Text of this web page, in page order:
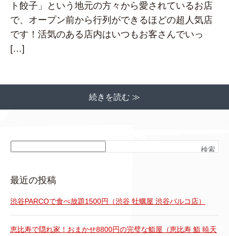
ト餃子」という地元の方々から愛されているお店
で、オープン前から行列ができるほどの超人気店
です！活気のある店内はいつもお客さんでいっ
[…]
続きを読む ≫
検索
最近の投稿
渋谷PARCOで食べ放題1500円（渋谷 牡蠣屋 渋谷パルコ店）
恵比寿で隠れ家！おまかせ8800円の完璧な鮨屋（恵比寿 鮨 暁天